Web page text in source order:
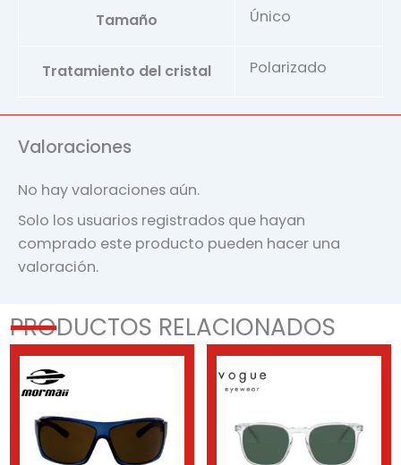
Tamaño Único
Tratamiento del cristal Polarizado
Valoraciones
No hay valoraciones aún.
Solo los usuarios registrados que hayan
comprado este producto pueden hacer una
valoración.
PRODUCTOS RELACIONADOS